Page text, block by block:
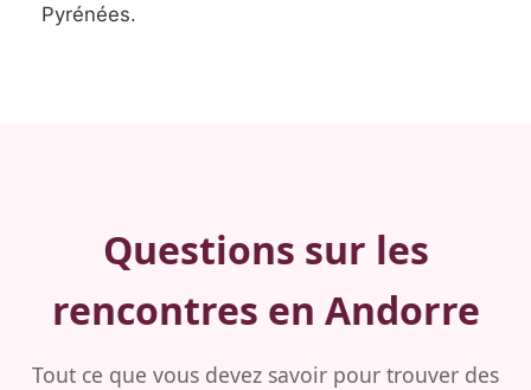
Pyrénées.
Questions sur les
rencontres en Andorre
Tout ce que vous devez savoir pour trouver des